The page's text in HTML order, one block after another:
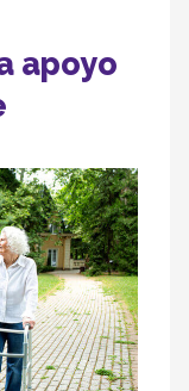
apoyo